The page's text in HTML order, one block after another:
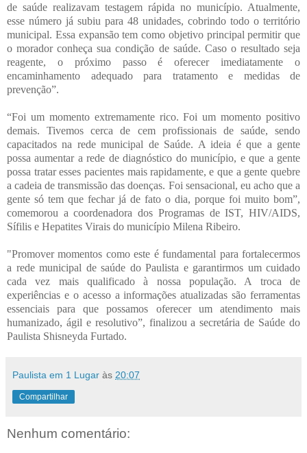
de saúde realizavam testagem rápida no município. Atualmente,
esse número já subiu para 48 unidades, cobrindo todo o território
municipal. Essa expansão tem como objetivo principal permitir que
o morador conheça sua condição de saúde. Caso o resultado seja
reagente, o próximo passo é oferecer imediatamente o
encaminhamento adequado para tratamento e medidas de
prevenção”.
“Foi um momento extremamente rico. Foi um momento positivo
demais. Tivemos cerca de cem profissionais de saúde, sendo
capacitados na rede municipal de Saúde. A ideia é que a gente
possa aumentar a rede de diagnóstico do município, e que a gente
possa tratar esses pacientes mais rapidamente, e que a gente quebre
a cadeia de transmissão das doenças. Foi sensacional, eu acho que a
gente só tem que fechar já de fato o dia, porque foi muito bom”,
comemorou a coordenadora dos Programas de IST, HIV/AIDS,
Sífilis e Hepatites Virais do município Milena Ribeiro.
"Promover momentos como este é fundamental para fortalecermos
a rede municipal de saúde do Paulista e garantirmos um cuidado
cada vez mais qualificado à nossa população. A troca de
experiências e o acesso a informações atualizadas são ferramentas
essenciais para que possamos oferecer um atendimento mais
humanizado, ágil e resolutivo”, finalizou a secretária de Saúde do
Paulista Shisneyda Furtado.
Paulista em 1 Lugar às 20:07
Compartilhar
Nenhum comentário: